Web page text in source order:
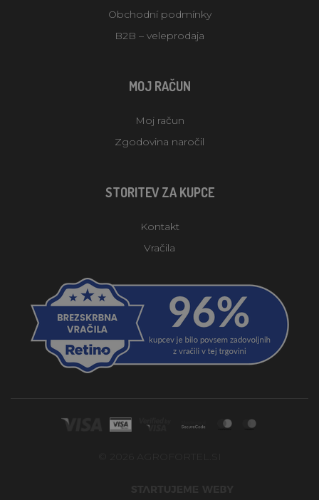
Obchodní podmínky
B2B – veleprodaja
MOJ RAČUN
Moj račun
Zgodovina naročil
STORITEV ZA KUPCE
Kontakt
Vračila